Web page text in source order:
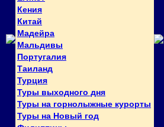
Кения
Китай
Мадейра
Мальдивы
Португалия
Таиланд
Турция
Туры выходного дня
Туры на горнолыжные курорты
Туры на Новый год